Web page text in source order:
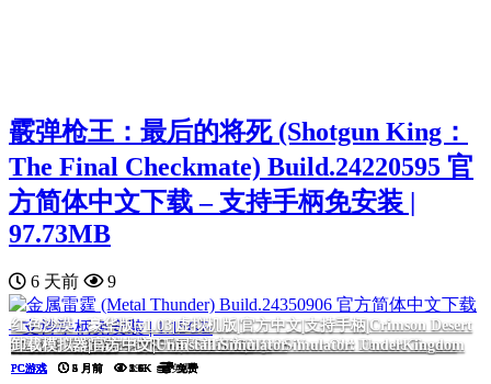
黑色灵魂2|官方中文|BLACK SOULS II
PC游戏 5 月前 5.6K 免费
我的26岁女房客：在云端|官方中文|My 26-Year-Old Female Tenant
PC游戏 5 月前 5.6K 免费
毒织千奈美|官方中文|Chinami Holic
PC游戏 5 月前 2.5K 免费
诈骗园区模拟器: 地下王国/Scam Center Simulator: UnderKingdom
PC游戏 2 月前 2.0K 免费
挂机西游模拟器
PC游戏 5 月前 1.6K 免费
红色沙漠：豪华版|v1.03|虚拟机版|官方中文|支持手柄|Crimson Desert
Deluxe Edition
PC游戏 4 月前 1.1K 免费
卸载模拟器|官方中文|Uninstall Simulator
PC游戏 5 月前 896 免费
霰弹枪王：最后的将死 (Shotgun King：
The Final Checkmate) Build.24220595 官
方简体中文下载 – 支持手柄免安装 |
97.73MB
6 天前 9